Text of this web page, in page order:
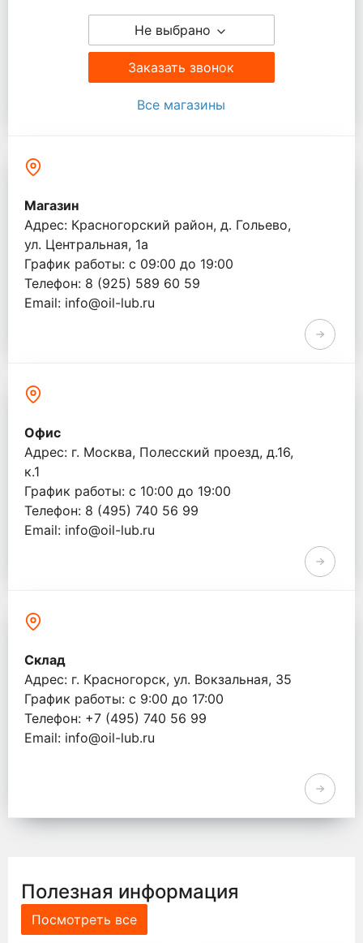
Не выбрано
Заказать звонок
Все магазины
Магазин
Адрес: Красногорский район, д. Гольево,
ул. Центральная, 1a
График работы: с 09:00 до 19:00
Телефон: 8 (925) 589 60 59
Email: info@oil-lub.ru
Офис
Адрес: г. Москва, Полесский проезд, д.16,
к.1
График работы: с 10:00 до 19:00
Телефон: 8 (495) 740 56 99
Email: info@oil-lub.ru
Склад
Адрес: г. Красногорск, ул. Вокзальная, 35
График работы: с 9:00 до 17:00
Телефон: +7 (495) 740 56 99
Email: info@oil-lub.ru
Полезная информация
Посмотреть все